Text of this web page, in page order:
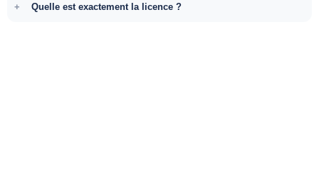
Quelle est exactement la licence ?